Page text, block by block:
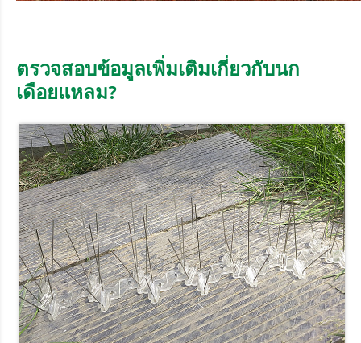
ตรวจสอบข้อมูลเพิ่มเติมเกี่ยวกับนก
เดือยแหลม?